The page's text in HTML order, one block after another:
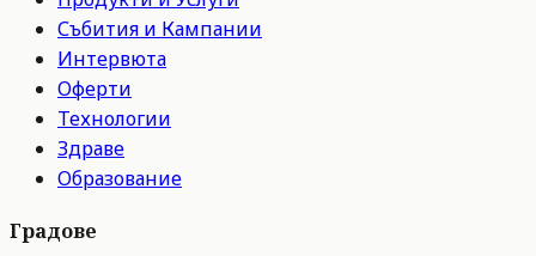
Събития и Кампании
Интервюта
Оферти
Технологии
Здраве
Образование
Градове